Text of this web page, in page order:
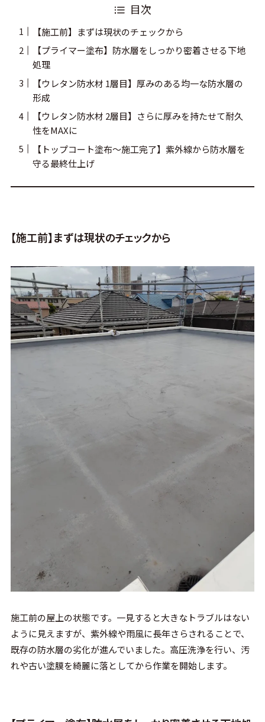
目次
【施工前】まずは現状のチェックから
【プライマー塗布】防水層をしっかり密着させる下地
処理
【ウレタン防水材 1層目】厚みのある均一な防水層の
形成
【ウレタン防水材 2層目】さらに厚みを持たせて耐久
性をMAXに
【トップコート塗布〜施工完了】紫外線から防水層を
守る最終仕上げ
【施工前】まずは現状のチェックから
施工前の屋上の状態です。一見すると大きなトラブルはない
ように見えますが、紫外線や雨風に長年さらされることで、
既存の防水層の劣化が進んでいました。高圧洗浄を行い、汚
れや古い塗膜を綺麗に落としてから作業を開始します。